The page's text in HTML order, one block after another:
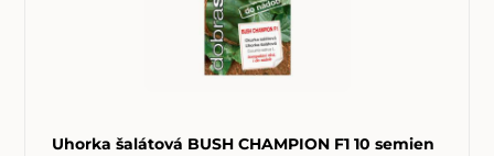
Uhorka šalátová BUSH CHAMPION F1 10 semien